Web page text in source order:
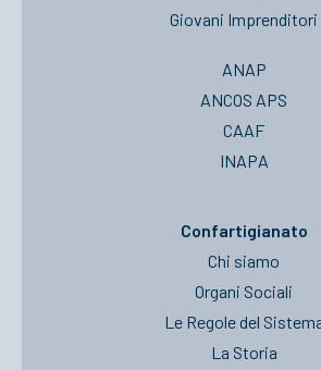
Giovani Imprenditori
ANAP
ANCOS APS
CAAF
INAPA
Confartigianato
Chi siamo
Organi Sociali
Le Regole del
La Storia